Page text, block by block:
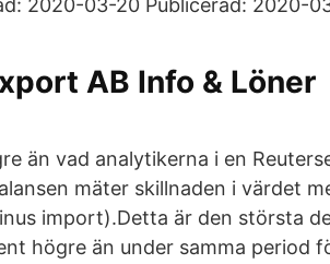
2020-03-20 Publicerad: 2020-
AB Info & Löner
än vad analytikerna i en
mäter skillnaden i värdet
import).Detta är den största
högre än under samma period